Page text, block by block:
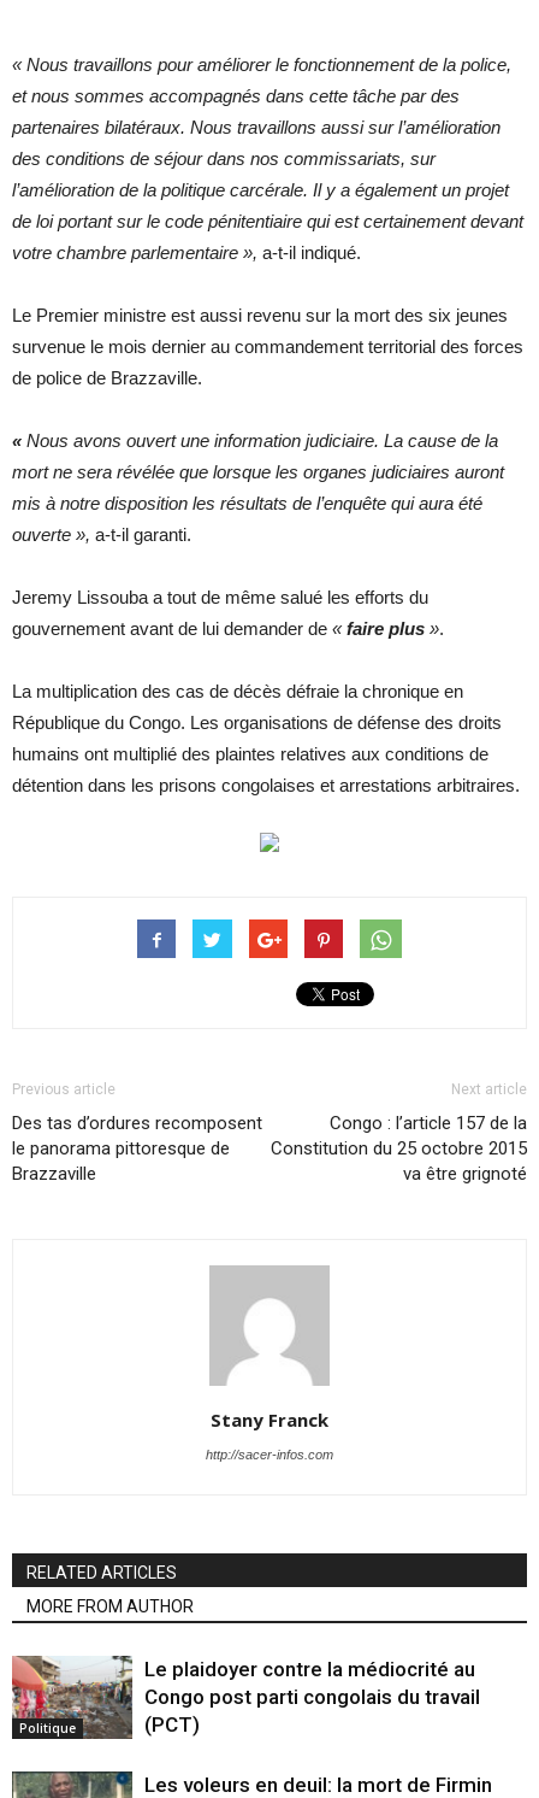
« Nous travaillons pour améliorer le fonctionnement de la police,
et nous sommes accompagnés dans cette tâche par des
partenaires bilatéraux. Nous travaillons aussi sur l’amélioration
des conditions de séjour dans nos commissariats, sur
l’amélioration de la politique carcérale. Il y a également un projet
de loi portant sur le code pénitentiaire qui est certainement devant
votre chambre parlementaire », a-t-il indiqué.
Le Premier ministre est aussi revenu sur la mort des six jeunes
survenue le mois dernier au commandement territorial des forces
de police de Brazzaville.
« Nous avons ouvert une information judiciaire. La cause de la
mort ne sera révélée que lorsque les organes judiciaires auront
mis à notre disposition les résultats de l’enquête qui aura été
ouverte », a-t-il garanti.
Jeremy Lissouba a tout de même salué les efforts du
gouvernement avant de lui demander de «faire plus ».
La multiplication des cas de décès défraie la chronique en
République du Congo. Les organisations de défense des droits
humains ont multiplié des plaintes relatives aux conditions de
détention dans les prisons congolaises et arrestations arbitraires.
Previous article
Des tas d’ordures recomposent
le panorama pittoresque de
Brazzaville
Next article
Congo : l’article 157 de la
Constitution du 25 octobre 2015
va être grignoté
Stany Franck
http://sacer-infos.com
RELATED ARTICLES
MORE FROM AUTHOR
Politique
Le plaidoyer contre la médiocrité au
Congo post parti congolais du travail
(PCT)
Les voleurs en deuil: la mort de Firmin